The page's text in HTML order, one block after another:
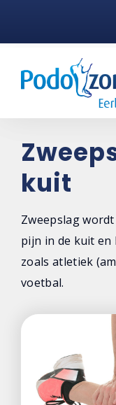
Podotherapie
Behandelingen
Over ons
Contact
kuit
Zweepslag
pijn in de kuit
zoals atletiek
voetbal.